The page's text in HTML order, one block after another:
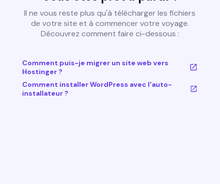
Il ne vous reste plus qu'à télécharger les fichiers
de votre site et à commencer votre voyage.
Découvrez comment faire ci-dessous :
Comment puis-je migrer un site web vers
Hostinger ?
Comment installer WordPress avec l'auto-
installateur ?